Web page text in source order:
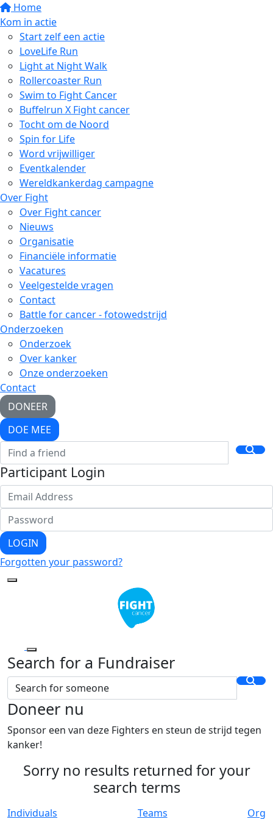
Home
Kom in actie
Start zelf een actie
LoveLife Run
Light at Night Walk
Rollercoaster Run
Swim to Fight Cancer
Buffelrun X Fight cancer
Tocht om de Noord
Spin for Life
Word vrijwilliger
Eventkalender
Wereldkankerdag campagne
Over Fight
Over Fight cancer
Nieuws
Organisatie
Financiële informatie
Vacatures
Veelgestelde vragen
Contact
Battle for cancer - fotowedstrijd
Onderzoeken
Onderzoek
Over kanker
Onze onderzoeken
Contact
DONEER
DOE MEE
Participant Login
LOGIN
Forgotten your password?
Search for a Fundraiser
Doneer nu
Sponsor een van deze Fighters en steun de strijd tegen
kanker!
Sorry no results returned for your
search terms
Individuals Teams
Org